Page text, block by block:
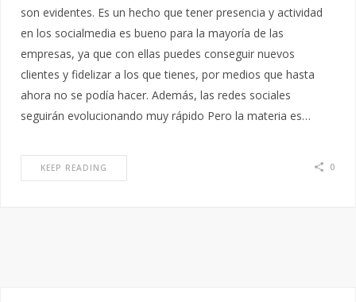
son evidentes. Es un hecho que tener presencia y actividad
en los socialmedia es bueno para la mayoría de las
empresas, ya que con ellas puedes conseguir nuevos
clientes y fidelizar a los que tienes, por medios que hasta
ahora no se podía hacer. Además, las redes sociales
seguirán evolucionando muy rápido Pero la materia es…
KEEP READING 0